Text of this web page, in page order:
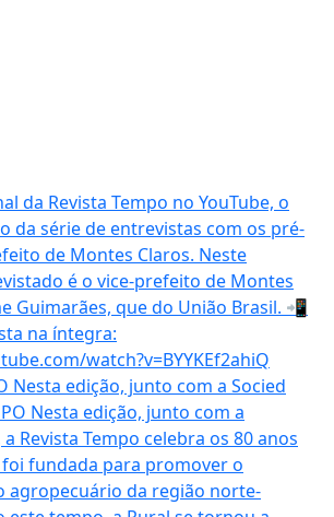
Nesta edição, junto com a Socied